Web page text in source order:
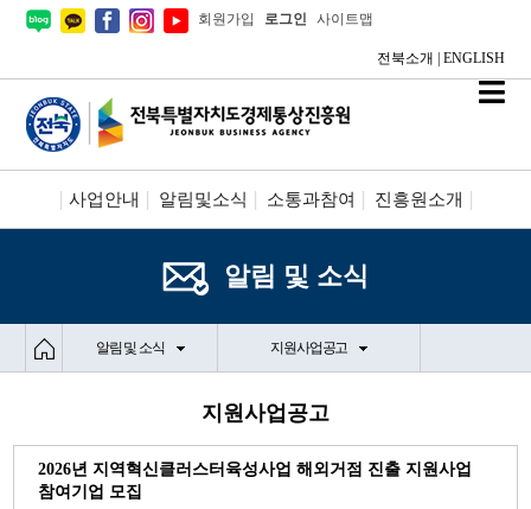
회원가입 로그인 사이트맵
전북소개 ENGLISH
사업안내 알림및소식 소통과참여 진흥원소개
알림 및 소식
알림 및 소식 지원사업공고
지원사업공고
2026년 지역혁신클러스터육성사업 해외거점 진출 지원사업
참여기업 모집